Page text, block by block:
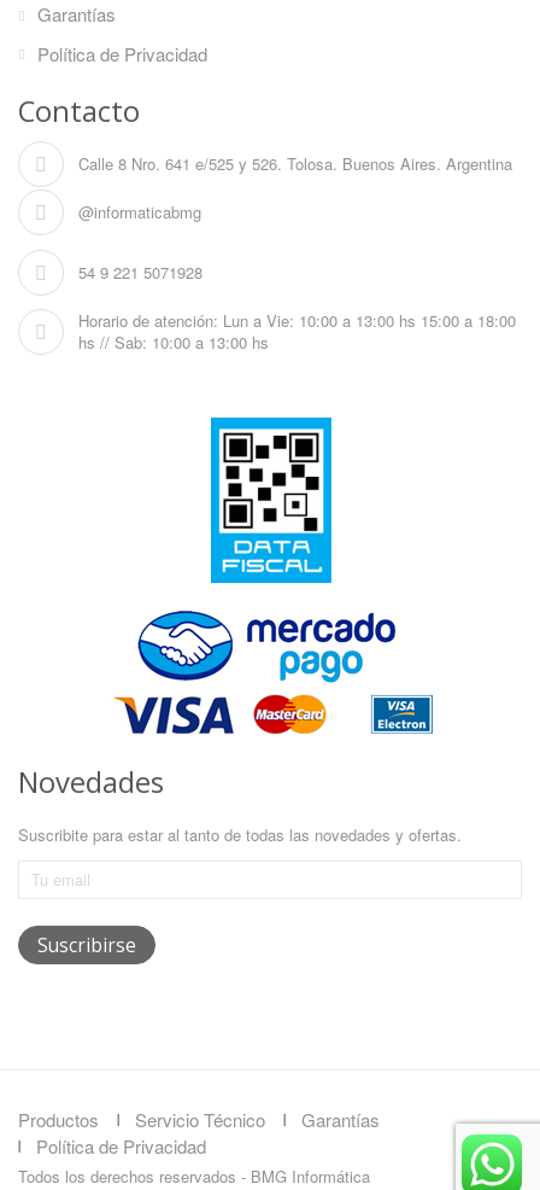
Garantías
Política de Privacidad
Contacto
Calle 8 Nro. 641 e/525 y 526. Tolosa. Buenos Aires. Argentina
@informaticabmg
54 9 221 5071928
Horario de atención: Lun a Vie: 10:00 a 13:00 hs 15:00 a 18:00
hs // Sab: 10:00 a 13:00 hs
Novedades
Suscribite para estar al tanto de todas las novedades y ofertas.
Productos Servicio Técnico
Garantías
Política de Privacidad
Todos los derechos reservados - BMG Informática